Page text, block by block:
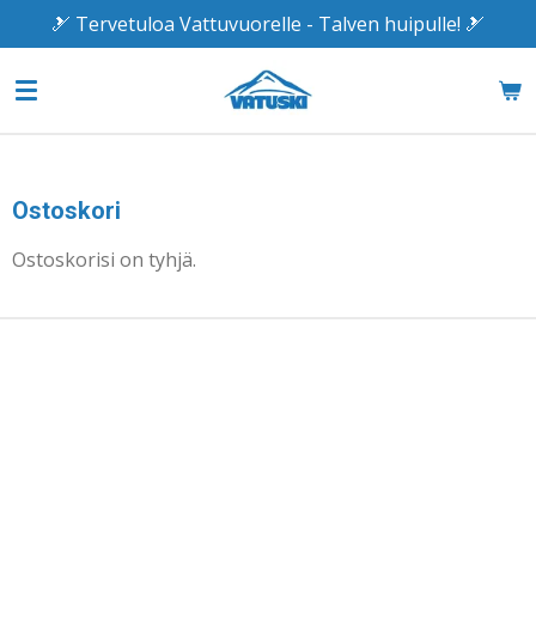
Siirry
pääsisältöön
🎿 Tervetuloa Vattuvuorelle - Talven huipulle! 🎿
Ostoskori
Ostoskorisi on tyhjä.